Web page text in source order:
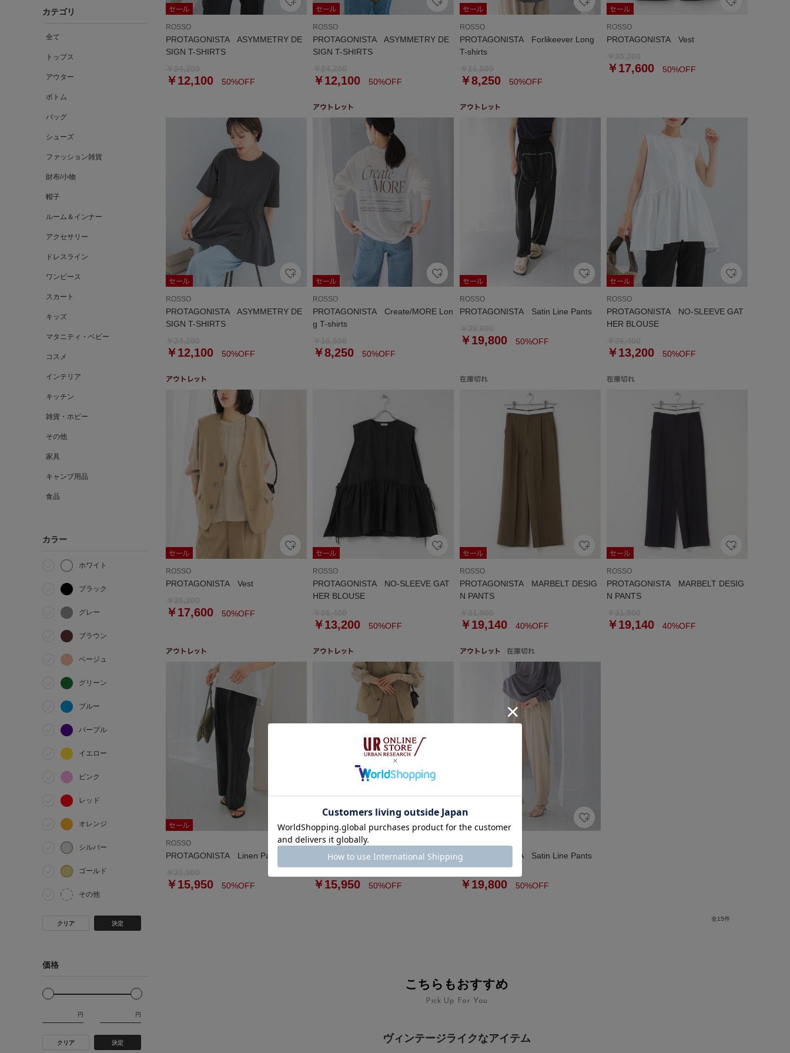
カテゴリ
全て
トップス
アウター
ボトム
バッグ
シューズ
ファッション雑貨
財布/小物
帽子
ルーム＆インナー
アクセサリー
ドレスライン
ワンピース
スカート
キッズ
マタニティ・ベビー
コスメ
インテリア
キッチン
雑貨・ホビー
その他
家具
キャンプ用品
食品
カラー
ホワイト
ブラック
グレー
ブラウン
ベージュ
グリーン
ブルー
パープル
イエロー
ピンク
レッド
オレンジ
シルバー
ゴールド
その他
クリア 決定
価格
円 円
クリア 決定
ROSSO
PROTAGONISTA ASYMMETRY DE
SIGN T-SHIRTS
￥12,100 50%OFF
ROSSO
PROTAGONISTA ASYMMETRY DE
SIGN T-SHIRTS
￥12,100 50%OFF
ROSSO
PROTAGONISTA Forlikeever Long
T-shirts
￥8,250 50%OFF
ROSSO
PROTAGONISTA Vest
￥17,600 50%OFF
ROSSO
PROTAGONISTA ASYMMETRY DE
SIGN T-SHIRTS
￥12,100 50%OFF
ROSSO
PROTAGONISTA Create/MORE Lon
g T-shirts
￥8,250 50%OFF
ROSSO
PROTAGONISTA Satin Line Pants
￥19,800 50%OFF
ROSSO
PROTAGONISTA NO-SLEEVE GAT
HER BLOUSE
￥13,200 50%OFF
ROSSO
PROTAGONISTA Vest
￥17,600 50%OFF
ROSSO
PROTAGONISTA NO-SLEEVE GAT
HER BLOUSE
￥13,200 50%OFF
ROSSO
PROTAGONISTA MARBELT DESIG
N PANTS
￥19,140 40%OFF
ROSSO
PROTAGONISTA MARBELT DESIG
N PANTS
￥19,140 40%OFF
ROSSO
PROTAGONISTA Linen Pants
￥15,950 50%OFF
ROSSO
PROTAGONISTA Linen Pants
￥15,950 50%OFF
PROTAGONISTA Satin Line Pants
￥19,800 50%OFF
全15件
こちらもおすすめ
Pick Up For You
ヴィンテージライクなアイテム